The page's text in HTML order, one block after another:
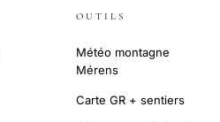
OUTILS
Météo montagne
Mérens
Carte GR + sentiers